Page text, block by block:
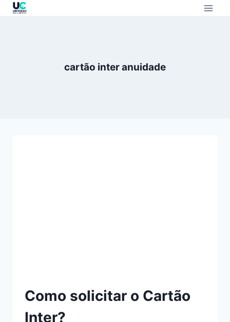
cartão inter anuidade
Como solicitar o Cartão
Inter?